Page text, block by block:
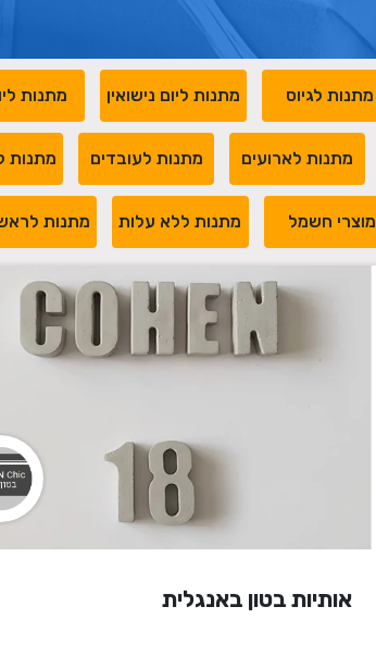
מתנות לגיוס מתנות ליום נישואין מתנות
מתנות לארועים מתנות לעובדים מתנות
מוצרי חשמל מתנות ללא עלות מתנות
אותיות בטון באנגלית